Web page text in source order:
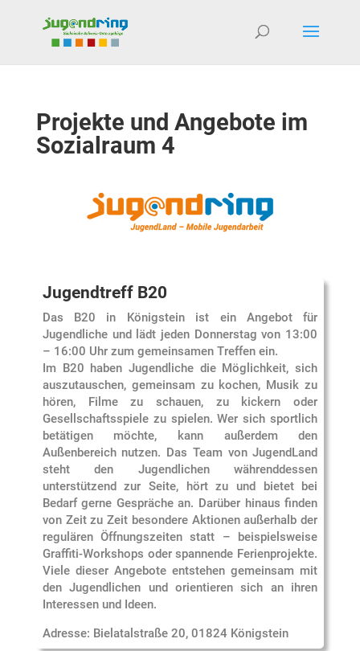
Projekte und Angebote im
Sozialraum 4
Jugendtreff B20
Das B20 in Königstein ist ein Angebot für
Jugendliche und lädt jeden Donnerstag von 13:00
– 16:00 Uhr zum gemeinsamen Treffen ein.
Im B20 haben Jugendliche die Möglichkeit, sich
auszutauschen, gemeinsam zu kochen, Musik zu
hören, Filme zu schauen, zu kickern oder
Gesellschaftsspiele zu spielen. Wer sich sportlich
betätigen möchte, kann außerdem den
Außenbereich nutzen. Das Team von JugendLand
steht den Jugendlichen währenddessen
unterstützend zur Seite, hört zu und bietet bei
Bedarf gerne Gespräche an. Darüber hinaus finden
von Zeit zu Zeit besondere Aktionen außerhalb der
regulären Öffnungszeiten statt – beispielsweise
Graffiti-Workshops oder spannende Ferienprojekte.
Viele dieser Angebote entstehen gemeinsam mit
den Jugendlichen und orientieren sich an ihren
Interessen und Ideen.
Adresse: Bielatalstraße 20, 01824 Königstein